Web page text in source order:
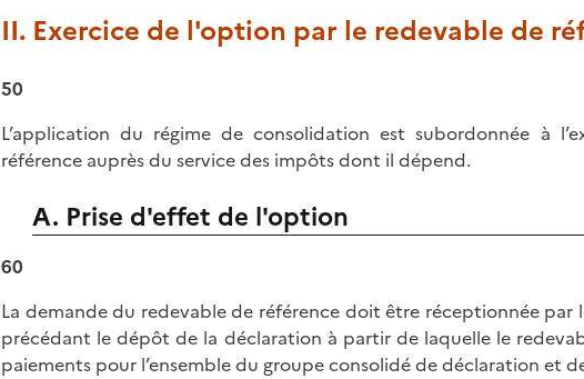
II. Exercice de l'option par le redevable de
50
L’application du régime de consolidation est subordonnée à
référence auprès du service des impôts dont il dépend.
A. Prise d'effet de l'option
60
La demande du redevable de référence doit être réceptionnée par
précédant le dépôt de la déclaration à partir de laquelle le
paiements pour l’ensemble du groupe consolidé de déclaration et